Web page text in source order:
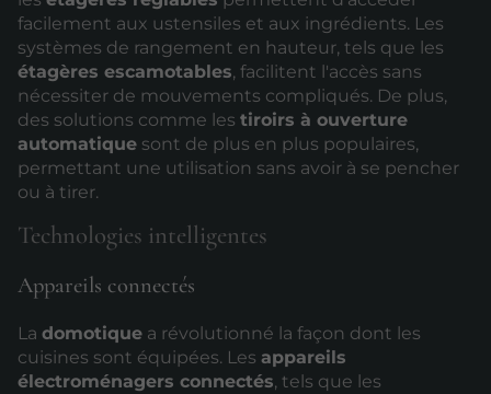
facilement aux ustensiles et aux ingrédients. Les
systèmes de rangement en hauteur, tels que les
étagères escamotables, facilitent l'accès sans
nécessiter de mouvements compliqués. De plus,
des solutions comme les tiroirs à ouverture
automatique sont de plus en plus populaires,
permettant une utilisation sans avoir à se pencher
ou à tirer.
Technologies intelligentes
Appareils connectés
La domotique a révolutionné la façon dont les
cuisines sont équipées. Les appareils
électroménagers connectés, tels que les